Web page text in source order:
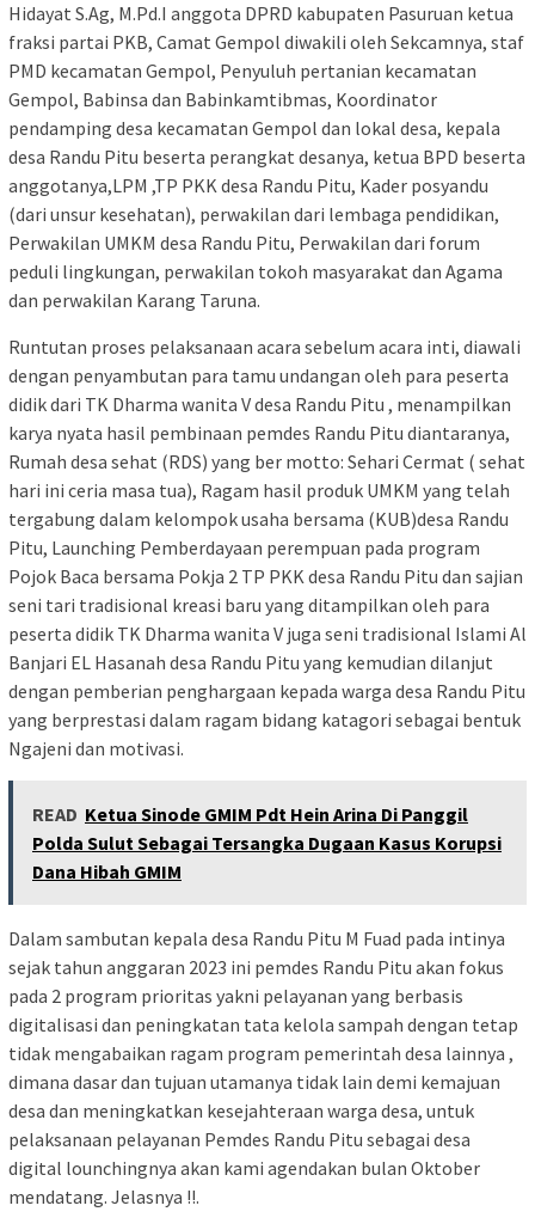
Hidayat S.Ag, M.Pd.I anggota DPRD kabupaten Pasuruan ketua
fraksi partai PKB, Camat Gempol diwakili oleh Sekcamnya, staf
PMD kecamatan Gempol, Penyuluh pertanian kecamatan
Gempol, Babinsa dan Babinkamtibmas, Koordinator
pendamping desa kecamatan Gempol dan lokal desa, kepala
desa Randu Pitu beserta perangkat desanya, ketua BPD beserta
anggotanya,LPM ,TP PKK desa Randu Pitu, Kader posyandu
(dari unsur kesehatan), perwakilan dari lembaga pendidikan,
Perwakilan UMKM desa Randu Pitu, Perwakilan dari forum
peduli lingkungan, perwakilan tokoh masyarakat dan Agama
dan perwakilan Karang Taruna.
Runtutan proses pelaksanaan acara sebelum acara inti, diawali
dengan penyambutan para tamu undangan oleh para peserta
didik dari TK Dharma wanita V desa Randu Pitu , menampilkan
karya nyata hasil pembinaan pemdes Randu Pitu diantaranya,
Rumah desa sehat (RDS) yang ber motto: Sehari Cermat ( sehat
hari ini ceria masa tua), Ragam hasil produk UMKM yang telah
tergabung dalam kelompok usaha bersama (KUB)desa Randu
Pitu, Launching Pemberdayaan perempuan pada program
Pojok Baca bersama Pokja 2 TP PKK desa Randu Pitu dan sajian
seni tari tradisional kreasi baru yang ditampilkan oleh para
peserta didik TK Dharma wanita V juga seni tradisional Islami Al
Banjari EL Hasanah desa Randu Pitu yang kemudian dilanjut
dengan pemberian penghargaan kepada warga desa Randu Pitu
yang berprestasi dalam ragam bidang katagori sebagai bentuk
Ngajeni dan motivasi.
READ Ketua Sinode GMIM Pdt Hein Arina Di Panggil
Polda Sulut Sebagai Tersangka Dugaan Kasus Korupsi
Dana Hibah GMIM
Dalam sambutan kepala desa Randu Pitu M Fuad pada intinya
sejak tahun anggaran 2023 ini pemdes Randu Pitu akan fokus
pada 2 program prioritas yakni pelayanan yang berbasis
digitalisasi dan peningkatan tata kelola sampah dengan tetap
tidak mengabaikan ragam program pemerintah desa lainnya ,
dimana dasar dan tujuan utamanya tidak lain demi kemajuan
desa dan meningkatkan kesejahteraan warga desa, untuk
pelaksanaan pelayanan Pemdes Randu Pitu sebagai desa
digital lounchingnya akan kami agendakan bulan Oktober
mendatang. Jelasnya !!.